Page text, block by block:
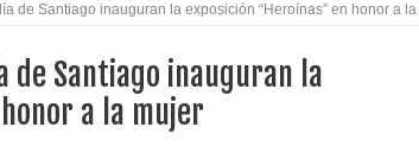
de Santiago inauguran la exposición “Heroínas” en honor a la
de Santiago inauguran la
a la mujer